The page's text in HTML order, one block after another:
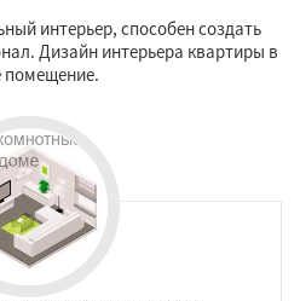
интерьер, способен создать
Дизайн интерьера квартиры в
помещение.